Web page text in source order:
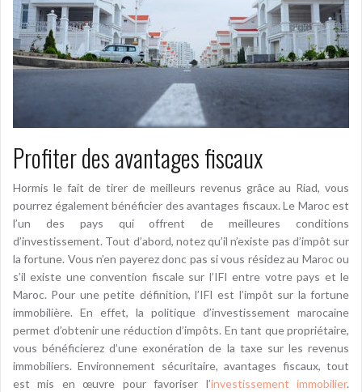
Profiter des avantages fiscaux
Hormis le fait de tirer de meilleurs revenus grâce au Riad, vous
pourrez également bénéficier des avantages fiscaux. Le Maroc est
l’un des pays qui offrent de meilleures conditions
d’investissement. Tout d’abord, notez qu’il n’existe pas d’impôt sur
la fortune. Vous n’en payerez donc pas si vous résidez au Maroc ou
s’il existe une convention fiscale sur l’IFI entre votre pays et le
Maroc. Pour une petite définition, l’IFI est l’impôt sur la fortune
immobilière. En effet, la politique d’investissement marocaine
permet d’obtenir une réduction d’impôts. En tant que propriétaire,
vous bénéficierez d’une exonération de la taxe sur les revenus
immobiliers. Environnement sécuritaire, avantages fiscaux, tout
est mis en œuvre pour favoriser l’investissement immobilier.